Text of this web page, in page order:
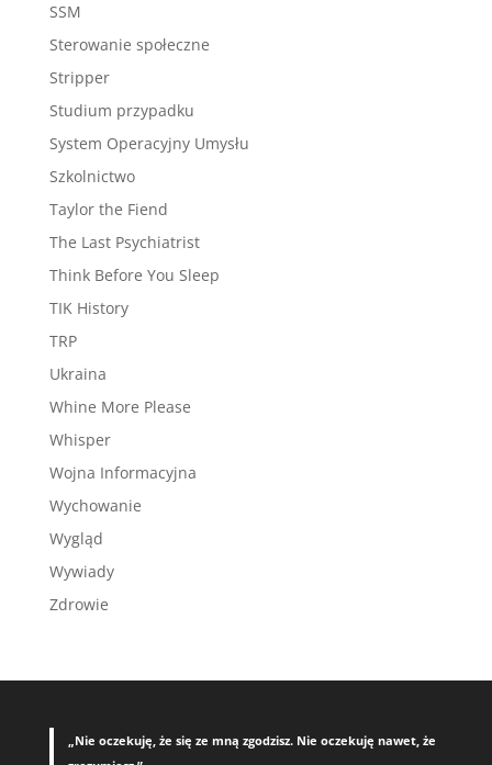
SSM
Sterowanie społeczne
Stripper
Studium przypadku
System Operacyjny Umysłu
Szkolnictwo
Taylor the Fiend
The Last Psychiatrist
Think Before You Sleep
TIK History
TRP
Ukraina
Whine More Please
Whisper
Wojna Informacyjna
Wychowanie
Wygląd
Wywiady
Zdrowie
„Nie oczekuję, że się ze mną zgodzisz. Nie oczekuję nawet, że